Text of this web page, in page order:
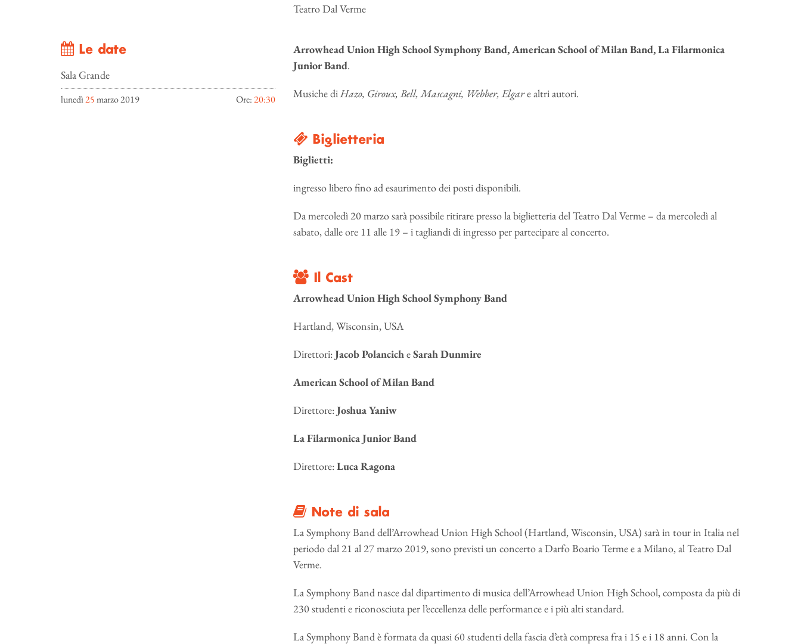
Le date
Sala Grande
lunedì25marzo 2019 Ore:20:30
Teatro Dal Verme
Arrowhead Union High School Symphony Band, American School of Milan Band, La Filarmonica
Junior Band.
Musiche diHazo, Giroux, Bell, Mascagni, Webber, Elgare altri autori.
Biglietteria
Biglietti:
ingresso libero fino ad esaurimento dei posti disponibili.
Da mercoledì 20 marzo sarà possibile ritirare presso la biglietteria del Teatro Dal Verme – da mercoledì al
sabato, dalle ore 11 alle 19 – i tagliandi di ingresso per partecipare al concerto.
Il Cast
Arrowhead Union High School Symphony Band
Hartland, Wisconsin, USA
Direttori:Jacob PolancicheSarah Dunmire
American School of Milan Band
Direttore:Joshua Yaniw
La Filarmonica Junior Band
Direttore:Luca Ragona
Note di sala
La Symphony Band dell’Arrowhead Union High School (Hartland, Wisconsin, USA) sarà in tour in Italia nel
periodo dal 21 al 27 marzo 2019, sono previsti un concerto a Darfo Boario Terme e a Milano, al Teatro Dal
Verme.
La Symphony Band nasce dal dipartimento di musica dell’Arrowhead Union High School, composta da più di
230 studenti e riconosciuta per l’eccellenza delle performance e i più alti standard.
La Symphony Band è formata da quasi 60 studenti della fascia d’età compresa fra i 15 e i 18 anni. Con la